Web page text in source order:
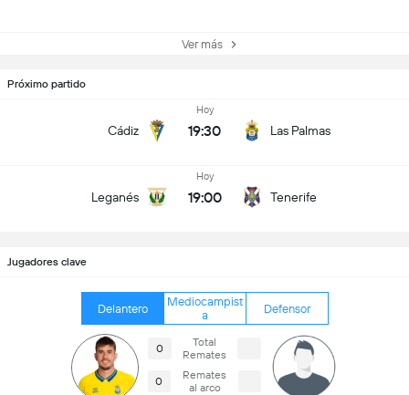
Ver más
Próximo partido
Cádiz
Hoy
19:30 Las Palmas
Leganés
Hoy
19:00 Tenerife
Jugadores clave
Delantero
Mediocampist
a
Defensor
0
Total
Remates
0
Remates
al arco